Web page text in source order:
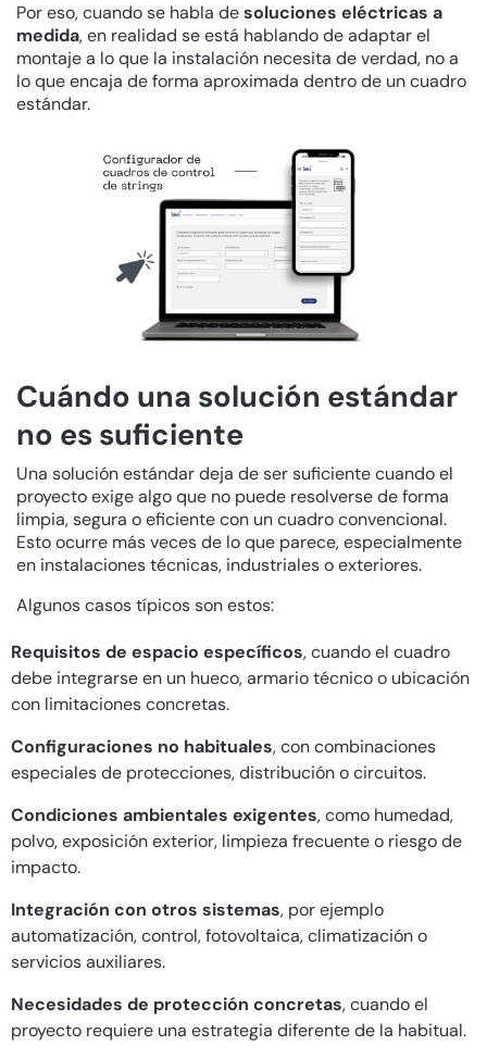
Por eso, cuando se habla desoluciones eléctricas a
medida, en realidad se está hablando de adaptar el
montaje a lo que la instalación necesita de verdad, no a
lo que encaja de forma aproximada dentro de un cuadro
estándar.
Cuándo una solución estándar
no es suficiente
Una solución estándar deja de ser suficiente cuando el
proyecto exige algo que no puede resolverse de forma
limpia, segura o eficiente con un cuadro convencional.
Esto ocurre más veces de lo que parece, especialmente
en instalaciones técnicas, industriales o exteriores.
Algunos casos típicos son estos:
Requisitos de espacio específicos, cuando el cuadro
debe integrarse en un hueco, armario técnico o ubicación
con limitaciones concretas.
Configuraciones no habituales, con combinaciones
especiales de protecciones, distribución o circuitos.
Condiciones ambientales exigentes, como humedad,
polvo, exposición exterior, limpieza frecuente o riesgo de
impacto.
Integración con otros sistemas, por ejemplo
automatización, control, fotovoltaica, climatización o
servicios auxiliares.
Necesidades de protección concretas, cuando el
proyecto requiere una estrategia diferente de la habitual.